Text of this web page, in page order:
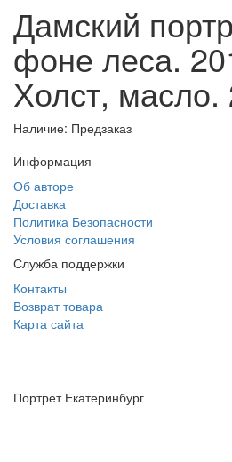
Дамский
фоне леса.
Холст, масло.
Наличие: Предзаказ
Информация
Об авторе
Доставка
Политика Безопасности
Условия соглашения
Служба поддержки
Контакты
Возврат товара
Карта сайта
Портрет Екатеринбург